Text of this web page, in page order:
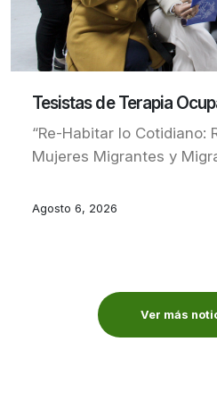
Tesistas de Terapia
“Re-Habitar lo Cotidiano:
Mujeres Migrantes y
Agosto 6, 2026
Ver más